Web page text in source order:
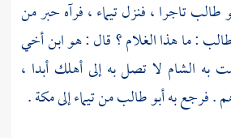
طالبتاجرا ، فنزلتيماء ،فرآه حبر من
: ما هذا الغلام ؟ قال : هو ابن أخي
به الشام لا تصل به إلى أهلك أبدا ،
. فرجع بهأبو طالبمن تيماء إلىمكة.